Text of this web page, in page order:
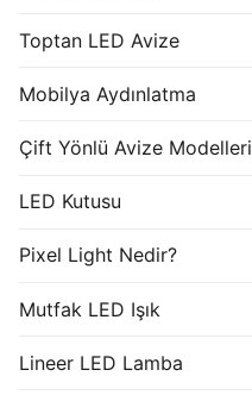
Toptan LED Avize
Mobilya Aydınlatma
Çift Yönlü Avize Modelleri
LED Kutusu
Pixel Light Nedir?
Mutfak LED Işık
Lineer LED Lamba